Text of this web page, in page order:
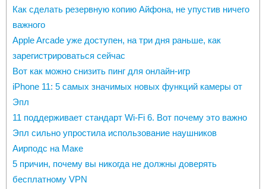
Как сделать резервную копию Айфона, не упустив ничего
важного
Apple Arcade уже доступен, на три дня раньше, как
зарегистрироваться сейчас
Вот как можно снизить пинг для онлайн-игр
iPhone 11: 5 самых значимых новых функций камеры от
Эпл
11 поддерживает стандарт Wi-Fi 6. Вот почему это важно
Эпл сильно упростила использование наушников
Аирподс на Маке
5 причин, почему вы никогда не должны доверять
бесплатному VPN